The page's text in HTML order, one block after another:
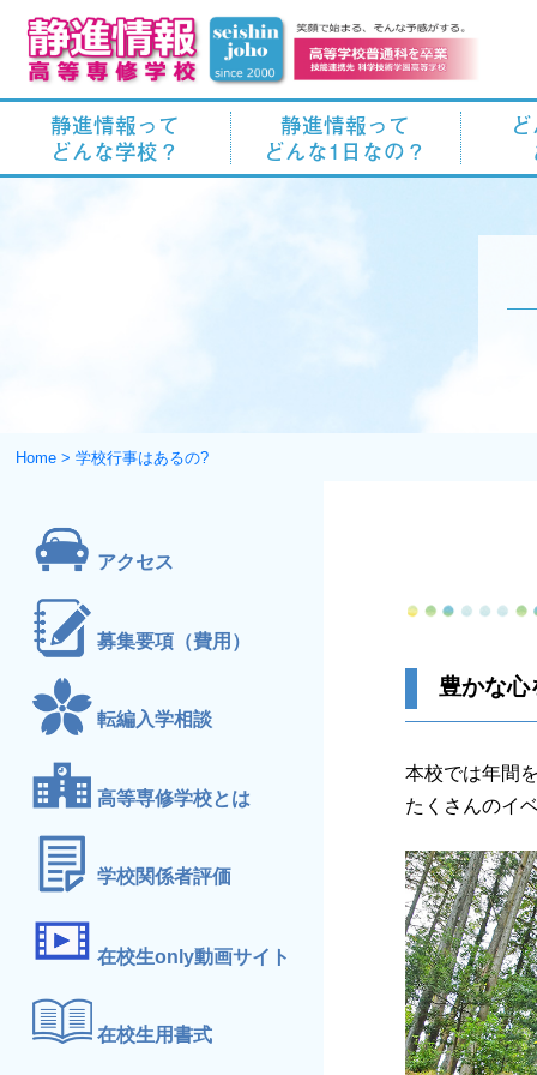
静進情報って
どんな学校？
静進情報って
どんな1日なの？
Home > 学校行事はあるの?
豊かな
本校では年間
たくさんのイ
アクセス
募集要項（費用）
転編入学相談
高等専修学校とは
学校関係者評価
在校生only動画サイト
在校生用書式